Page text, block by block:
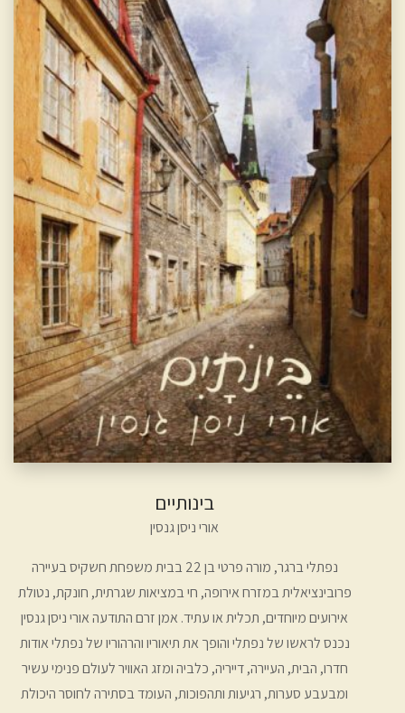
בינותיים
אורי ניסן גנסין
נפתלי ברגר, מורה פרטי בן 22 בבית משפחת חשקיס בעיירה
פרובינציאלית במזרח אירופה, חי במציאות שגרתית, חונקת, נטולת
אירועים מיוחדים, תכלית או עתיד. אמן זרם התודעה אורי ניסן גנסין
נכנס לראשו של נפתלי והופך את תיאוריו והרהוריו של נפתלי אודות
חדרו, הבית, העיירה, דייריה, כלביה ומזג האוויר לעולם פנימי עשיר
ומבעבע סערות, רגיעות ותהפוכות, העומד בסתירה לחוסר היכולת